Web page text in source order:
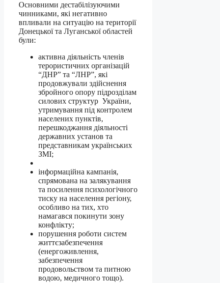
Основними дестабілізуючими
чинниками, які негативно
впливали на ситуацію на території
Донецької та Луганської областей
були:
активна діяльність членів
терористичних організацій
“ДНР” та “ЛНР”, які
продовжували здійснення
збройного опору підрозділам
силових структур України,
утримування під контролем
населених пунктів,
перешкоджання діяльності
державних установ та
представникам українських
ЗМІ;
інформаційна кампанія,
спрямована на залякування
та посилення психологічного
тиску на населення регіону,
особливо на тих, хто
намагався покинути зону
конфлікту;
порушення роботи систем
життєзабезпечення
(енергоживлення,
забезпечення
продовольством та питною
водою, медичного тощо).